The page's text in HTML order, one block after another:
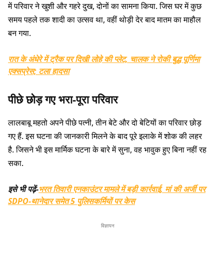
में परिवार ने खुशी और गहरे दुख, दोनों का सामना किया. जिस घर में कुछ
समय पहले तक शादी का उत्सव था, वहीं थोड़ी देर बाद मातम का माहौल
बन गया.
रात के अंधेरे में ट्रैक पर दिखी लोहे की प्लेट, चालक ने रोकी बुद्ध पूर्णिमा
एक्सप्रेस; टला हादसा
पीछे छोड़ गए भरा-पूरा परिवार
लालबाबू महतो अपने पीछे पत्नी, तीन बेटे और दो बेटियों का परिवार छोड़
गए हैं. इस घटना की जानकारी मिलने के बाद पूरे इलाके में शोक की लहर
है. जिसने भी इस मार्मिक घटना के बारे में सुना, वह भावुक हुए बिना नहीं रह
सका.
इसे भी पढ़ें-भरत तिवारी एनकाउंटर मामले में बड़ी कार्रवाई, मां की अर्जी पर
SDPO-थानेदार समेत 5 पुलिसकर्मियों पर केस
विज्ञापन